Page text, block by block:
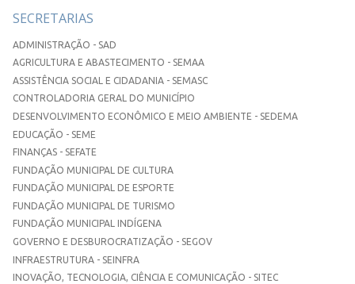
SECRETARIAS
ADMINISTRAÇÃO - SAD
AGRICULTURA E ABASTECIMENTO - SEMAA
ASSISTÊNCIA SOCIAL E CIDADANIA - SEMASC
CONTROLADORIA GERAL DO MUNICÍPIO
DESENVOLVIMENTO ECONÔMICO E MEIO AMBIENTE - SEDEMA
EDUCAÇÃO - SEME
FINANÇAS - SEFATE
FUNDAÇÃO MUNICIPAL DE CULTURA
FUNDAÇÃO MUNICIPAL DE ESPORTE
FUNDAÇÃO MUNICIPAL DE TURISMO
FUNDAÇÃO MUNICIPAL INDÍGENA
GOVERNO E DESBUROCRATIZAÇÃO - SEGOV
INFRAESTRUTURA - SEINFRA
INOVAÇÃO, TECNOLOGIA, CIÊNCIA E COMUNICAÇÃO - SITEC